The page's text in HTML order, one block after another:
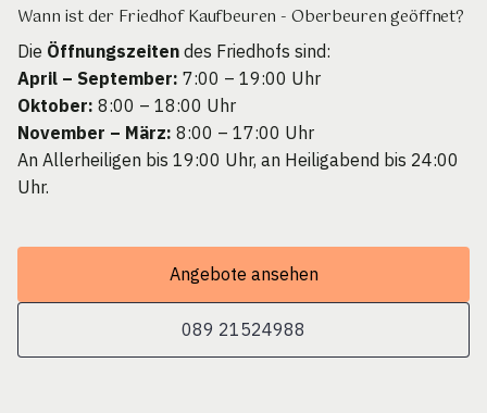
Wann ist der Friedhof Kaufbeuren - Oberbeuren geöffnet?
Die Öffnungszeiten des Friedhofs sind:
April – September: 7:00 – 19:00 Uhr
Oktober: 8:00 – 18:00 Uhr
November – März: 8:00 – 17:00 Uhr
An Allerheiligen bis 19:00 Uhr, an Heiligabend bis 24:00
Uhr.
Angebote ansehen
089 21524988